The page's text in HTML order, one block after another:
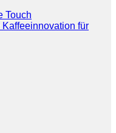
Touch
für